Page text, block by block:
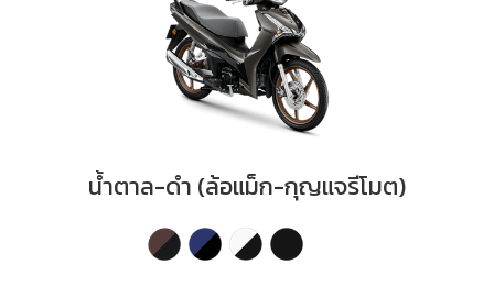
น้ำตาล-ดำ (ล้อแม็ก-กุญแจรีโมต)